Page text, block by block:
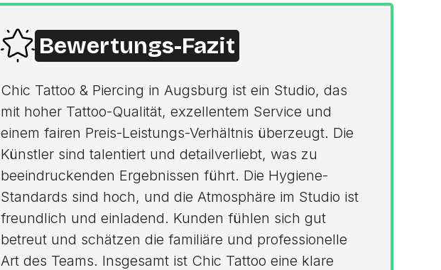
Bewertungs-Fazit
Chic Tattoo & Piercing in Augsburg ist ein Studio, das
mit hoher Tattoo-Qualität, exzellentem Service und
einem fairen Preis-Leistungs-Verhältnis überzeugt. Die
Künstler sind talentiert und detailverliebt, was zu
beeindruckenden Ergebnissen führt. Die Hygiene-
Standards sind hoch, und die Atmosphäre im Studio ist
freundlich und einladend. Kunden fühlen sich gut
betreut und schätzen die familiäre und professionelle
Art des Teams. Insgesamt ist Chic Tattoo eine klare